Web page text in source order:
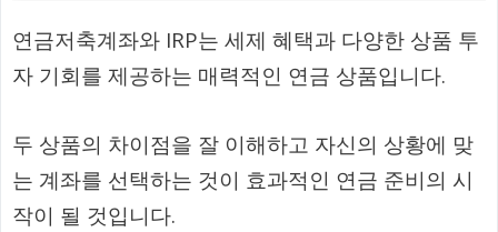
연금저축계좌와 IRP는 세제 혜택과 다양한 상품 투
자 기회를 제공하는 매력적인 연금 상품입니다.
두 상품의 차이점을 잘 이해하고 자신의 상황에 맞
는 계좌를 선택하는 것이 효과적인 연금 준비의 시
작이 될 것입니다.